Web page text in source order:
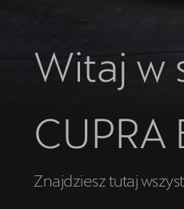
5 lat gwarancji
Kontakt
Witaj w
CUPRA
Znajdziesz tutaj